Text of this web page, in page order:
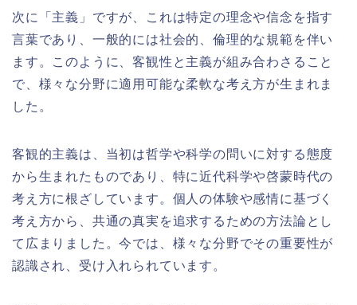
次に「主義」ですが、これは特定の理念や信念を指す
言葉であり、一般的には社会的、倫理的な規範を伴い
ます。このように、客観性と主義が組み合わさること
で、様々な分野に適用可能な柔軟な考え方が生まれま
した。
客観的主義は、当初は哲学や科学の問いに対する態度
から生まれたものであり、特に近代科学や啓蒙時代の
考え方に根ざしています。個人の体験や感情に基づく
考え方から、共通の真実を追求するための方法論とし
て広まりました。今では、様々な分野でその重要性が
認識され、受け入れられています。